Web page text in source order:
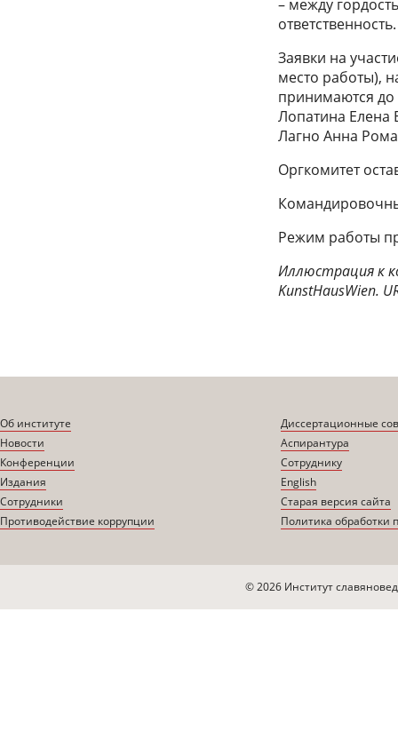
– между
ответственность.
Заявки на
место работы),
принимаются до
Лопатина Елена
Лагно Анна
Оргкомитет
Режим работы
Иллюстрация к
KunstHausWien.
Об институте
Новости
Конференции
Издания
Сотрудники
Противодействие коррупции
Диссертационные
Аспирантура
Сотруднику
English
Старая версия сайта
Политика обработки
© 2026 Институт